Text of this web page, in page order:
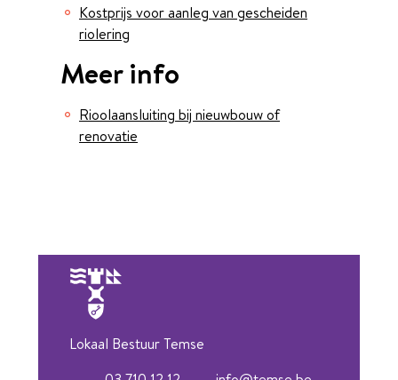
Kostprijs voor aanleg van gescheiden
riolering
Meer info
Rioolaansluiting bij nieuwbouw of
renovatie
Lokaal Bestuur Temse